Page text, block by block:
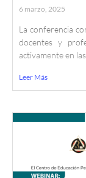
6 marzo, 2025
La conferencia
docentes y
activamente en
Leer Más